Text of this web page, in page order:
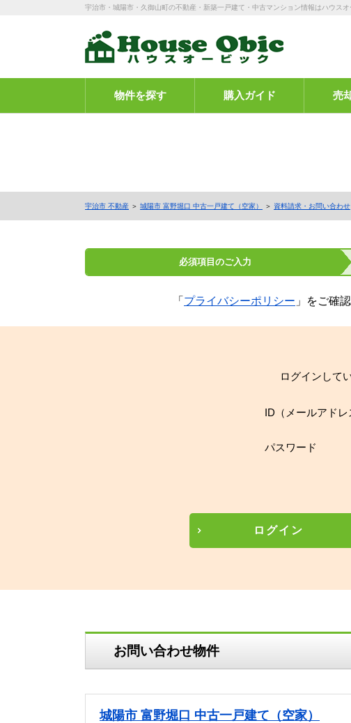
宇治市・城陽市・久御山町の不動産・新築一戸建て・中古マンション情報はハウスオ
物件を探す 購入ガイド 売
宇治市 不動産 ＞ 城陽市 富野堀口 中古一戸建て（空家） ＞ 資料請求・お問い合わせ
必須項目のご入力
「 プライバシーポリシー 」をご確
ログインして
ID（メールアドレ
パスワード
ログイン
お問い合わせ物件
城陽市 富野堀口 中古一戸建て（空家）